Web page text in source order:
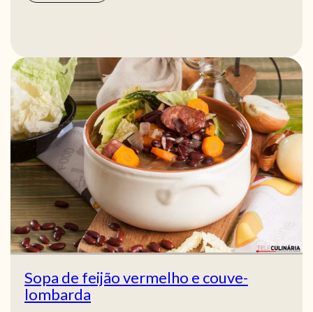
Sopa de feijão vermelho e couve-
lombarda